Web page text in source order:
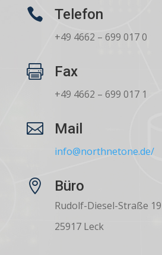
 Telefon
+49 4662 – 699 017 0
 Fax
+49 4662 – 699 017 1
 Mail
info@northnetone.de/
 Büro
Rudolf-Diesel-Straße 19
25917 Leck